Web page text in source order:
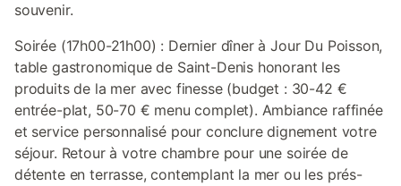
souvenir.
Soirée (17h00-21h00) : Dernier dîner à Jour Du Poisson,
table gastronomique de Saint-Denis honorant les
produits de la mer avec finesse (budget : 30-42 €
entrée-plat, 50-70 € menu complet). Ambiance raffinée
et service personnalisé pour conclure dignement votre
séjour. Retour à votre chambre pour une soirée de
détente en terrasse, contemplant la mer ou les prés-